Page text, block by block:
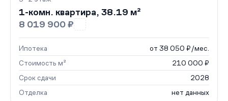
1-комн. квартира, 38.19 м²
8 019 900 ₽
Ипотека
от 38 050 ₽/мес.
Стоимость м²
210 000 ₽
Срок сдачи
2028
Отделка
нет данных